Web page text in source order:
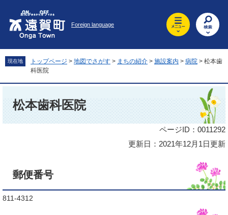
先
頭
を
飛
へ
Foreign language
現在地 トップページ > 地図でさがす > まちの紹介 > 施設案内 > 病院 > 松本歯
科医院
松本歯科医院
ページID：0011292
更新日：2021年12月1日更新
郵便番号
811-4312